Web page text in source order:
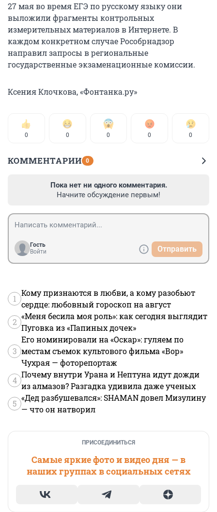
27 мая во время ЕГЭ по русскому языку они
выложили фрагменты контрольных
измерительных материалов в Интернете. В
каждом конкретном случае Рособрнадзор
направил запросы в региональные
государственные экзаменационные комиссии.
Ксения Клочкова, «Фонтанка.ру»
0 0 0 0 0
КОММЕНТАРИИ 0
Пока нет ни одного комментария.
Начните обсуждение первым!
Гость
Войти
Отправить
1
Кому признаются в любви, а кому разобьют
сердце: любовный гороскоп на август
2
«Меня бесила моя роль»: как сегодня выглядит
Пуговка из «Папиных дочек»
3
Его номинировали на «Оскар»: гуляем по
местам съемок культового фильма «Вор»
Чухрая — фоторепортаж
4
Почему внутри Урана и Нептуна идут дожди
из алмазов? Разгадка удивила даже ученых
5
«Дед разбушевался»: SHAMAN довел Мизулину
— что он натворил
ПРИСОЕДИНИТЬСЯ
Самые яркие фото и видео дня — в
наших группах в социальных сетях